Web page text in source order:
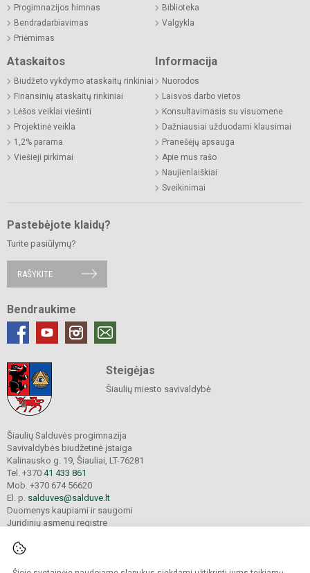
Progimnazijos himnas
Bendradarbiavimas
Priėmimas
Biblioteka
Valgykla
Ataskaitos
Biudžeto vykdymo ataskaitų rinkiniai
Finansinių ataskaitų rinkiniai
Lėšos veiklai viešinti
Projektinė veikla
1,2% parama
Viešieji pirkimai
Informacija
Nuorodos
Laisvos darbo vietos
Konsultavimasis su visuomene
Dažniausiai užduodami klausimai
Pranešėjų apsauga
Apie mus rašo
Naujienlaiškiai
Sveikinimai
Pastebėjote klaidų?
Turite pasiūlymų?
RAŠYKITE
Bendraukime
Steigėjas
Šiaulių miesto savivaldybė
Šiaulių Salduvės progimnazija
Savivaldybės biudžetinė įstaiga
Kalinausko g. 19, Šiauliai, LT-76281
Tel. +370 41 433 861
Mob. +370 674 56620
El. p. salduves@salduve.lt
Duomenys kaupiami ir saugomi
Juridinių asmenų registre